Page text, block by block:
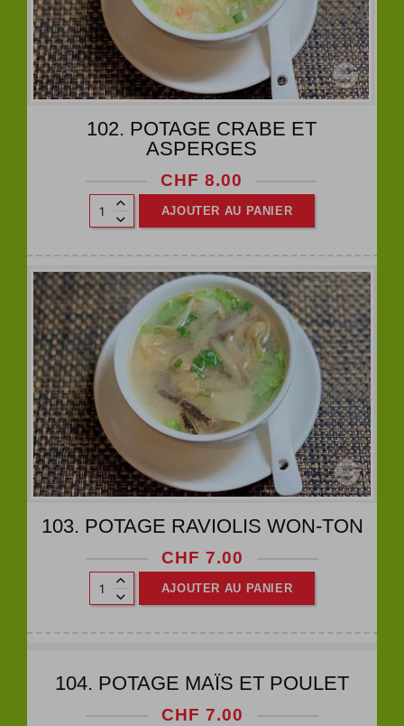
102. POTAGE CRABE ET
ASPERGES
CHF 8.00
AJOUTER AU PANIER
103. POTAGE RAVIOLIS WON-TON
CHF 7.00
AJOUTER AU PANIER
104. POTAGE MAÏS ET POULET
CHF 7.00